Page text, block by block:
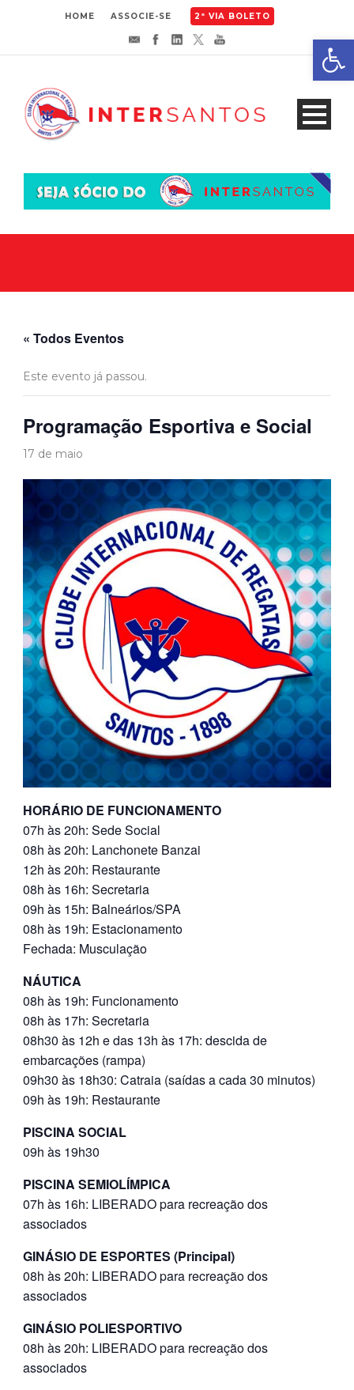
HOME ASSOCIE-SE 2ª VIA BOLETO
« Todos Eventos
Este evento já passou.
Programação Esportiva e Social
17 de maio
HORÁRIO DE FUNCIONAMENTO
07h às 20h: Sede Social
08h às 20h: Lanchonete Banzai
12h às 20h: Restaurante
08h às 16h: Secretaria
09h às 15h: Balneários/SPA
08h às 19h: Estacionamento
Fechada: Musculação
NÁUTICA
08h às 19h: Funcionamento
08h às 17h: Secretaria
08h30 às 12h e das 13h às 17h: descida de
embarcações (rampa)
09h30 às 18h30: Catraia (saídas a cada 30 minutos)
09h às 19h: Restaurante
PISCINA SOCIAL
09h às 19h30
PISCINA SEMIOLÍMPICA
07h às 16h: LIBERADO para recreação dos
associados
GINÁSIO DE ESPORTES (Principal)
08h às 20h: LIBERADO para recreação dos
associados
GINÁSIO POLIESPORTIVO
08h às 20h: LIBERADO para recreação dos
associados
Abrir